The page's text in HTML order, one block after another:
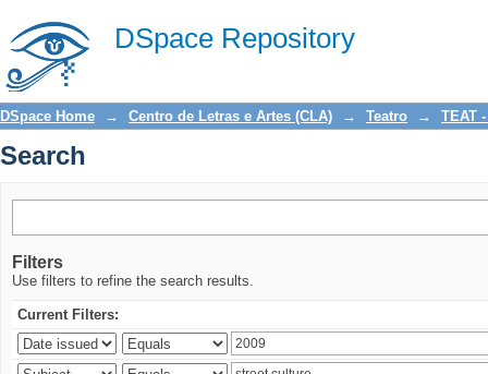
DSpace Repository
Search
DSpace Home → Centro de Letras e Artes (CLA) → Teatro → TEAT
Search
Filters
Use filters to refine the search results.
Current Filters: